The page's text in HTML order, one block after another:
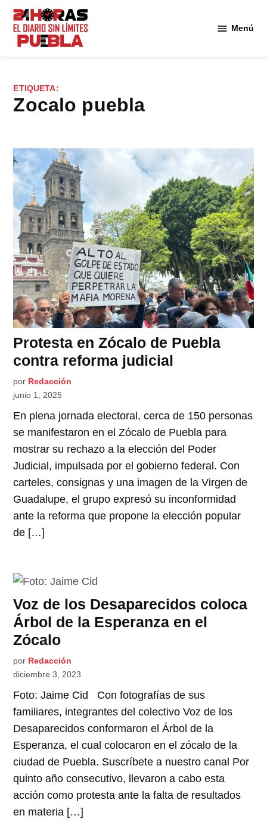
Saltar
contenido
Menú
ETIQUETA:
zocalo puebla
Protesta en Zócalo de Puebla
contra reforma judicial
por Redacción
junio 1, 2025
En plena jornada electoral, cerca de 150 personas
se manifestaron en el Zócalo de Puebla para
mostrar su rechazo a la elección del Poder
Judicial, impulsada por el gobierno federal. Con
carteles, consignas y una imagen de la Virgen de
Guadalupe, el grupo expresó su inconformidad
ante la reforma que propone la elección popular
de […]
Voz de los Desaparecidos coloca
Árbol de la Esperanza en el
Zócalo
por Redacción
diciembre 3, 2023
Foto: Jaime Cid Con fotografías de sus
familiares, integrantes del colectivo Voz de los
Desaparecidos conformaron el Árbol de la
Esperanza, el cual colocaron en el zócalo de la
ciudad de Puebla. Suscríbete a nuestro canal Por
quinto año consecutivo, llevaron a cabo esta
acción como protesta ante la falta de resultados
en materia […]